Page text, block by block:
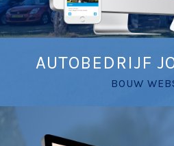
AUTOBEDRIJF
BOUW